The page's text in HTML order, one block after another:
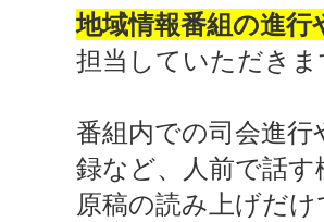
地域情報番組の進
担当していただきま
番組内での司会進
録など、人前で話
原稿の読み上げだ